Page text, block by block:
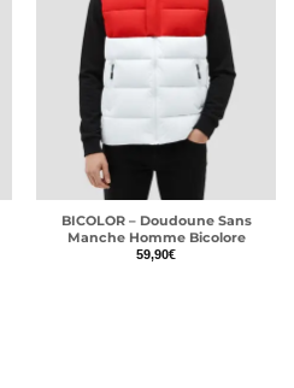
BICOLOR – Doudoune Sans
Manche Homme Bicolore
59,90€